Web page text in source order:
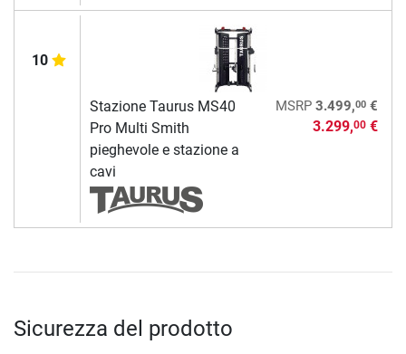
10
Stazione Taurus MS40
Pro Multi Smith
pieghevole e stazione a
cavi
MSRP 3.499,00€
3.299,00€
Sicurezza del prodotto